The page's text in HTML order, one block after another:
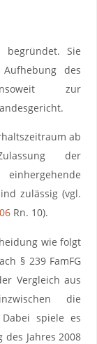
begründet. Sie
des
zur
ab
der
zulässig (vgl.
Rn. 10).
wie folgt
§ 239 FamFG
Vergleich aus
die
spiele es
Jahres 2008